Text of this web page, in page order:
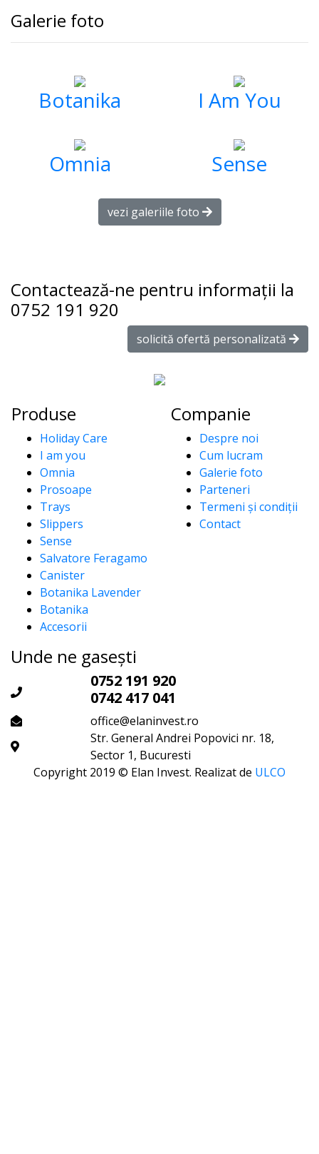
Galerie foto
Botanika I Am You
Omnia Sense
vezi galeriile foto
Contactează-ne pentru informații la
0752 191 920
solicită ofertă personalizată
Produse
Holiday Care
I am you
Omnia
Prosoape
Trays
Slippers
Sense
Salvatore Feragamo
Canister
Botanika Lavender
Botanika
Accesorii
Companie
Despre noi
Cum lucram
Galerie foto
Parteneri
Termeni și condiții
Contact
Unde ne gasești
0752 191 920
0742 417 041
office@elaninvest.ro
Str. General Andrei Popovici nr. 18,
Sector 1, Bucuresti
Copyright 2019 © Elan Invest. Realizat de ULCO